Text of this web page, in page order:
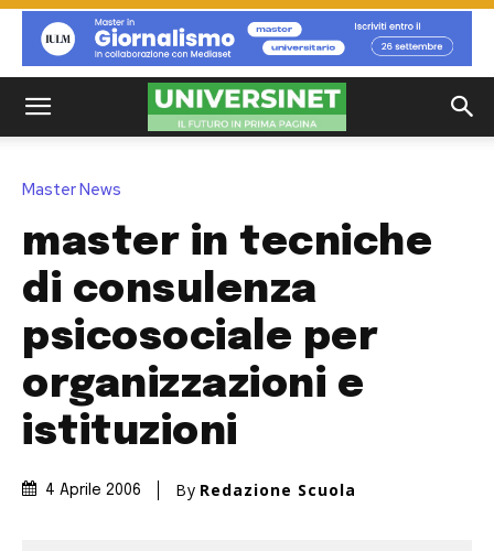
Master News
master in tecniche
di consulenza
psicosociale per
organizzazioni e
istituzioni
4 Aprile 2006 By Redazione Scuola